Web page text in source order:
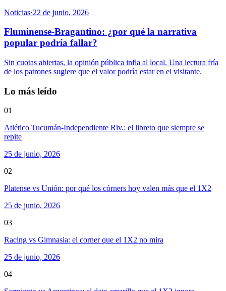
Noticias·22 de junio, 2026
Fluminense-Bragantino: ¿por qué la narrativa
popular podría fallar?
Sin cuotas abiertas, la opinión pública infla al local. Una lectura fría
de los patrones sugiere que el valor podría estar en el visitante.
Lo más leído
01
Atlético Tucumán-Independiente Riv.: el libreto que siempre se
repite
25 de junio, 2026
02
Platense vs Unión: por qué los córners hoy valen más que el 1X2
25 de junio, 2026
03
Racing vs Gimnasia: el corner que el 1X2 no mira
25 de junio, 2026
04